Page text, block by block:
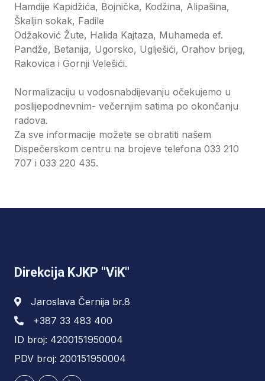
Hamdije Kapidžića, Bojnička, Kodžina, Alipašina,
Škaljin sokak, Fadile
Odžaković Žute, Halida Kajtaza, Muhameda ef.
Pandže, Betanija, Ugorsko, Uglješići, Orahov brijeg,
Rakovica i Gornji Velešići.
Normalizaciju u vodosnabdijevanju očekujemo u
poslijepodnevnim- večernjim satima po okončanju
radova.
Za sve informacije možete se obratiti našem
Dispečerskom centru na brojeve telefona 033 210
707 i 033 220 435.
Direkcija KJKP "ViK"
Jaroslava Černija br.8
+387 33 483 400
ID broj: 4200151950004
PDV broj: 200151950004